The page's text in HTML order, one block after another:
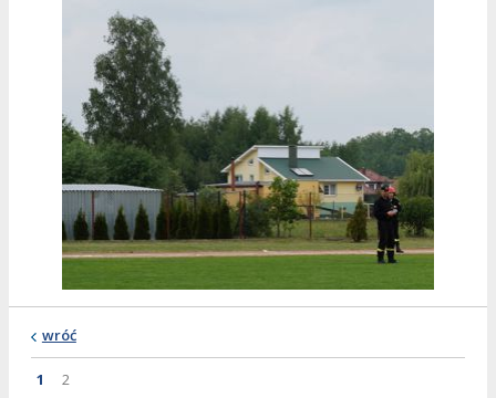
wróć
Strona
Strona
1 Strona
2